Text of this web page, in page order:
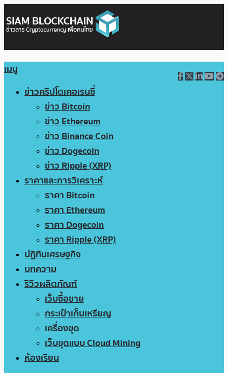
เมนู
ข่าวคริปโตเคอเรนซี่
ข่าว Bitcoin
ข่าว Ethereum
ข่าว Binance Coin
ข่าว Dogecoin
ข่าว Ripple (XRP)
ราคาและการวิเคราะห์
ราคา Bitcoin
ราคา Ethereum
ราคา Dogecoin
ราคา Ripple (XRP)
ปฏิทินเศรษฐกิจ
บทความ
รีวิวผลิตภัณฑ์
เว็บซื้อขาย
กระเป๋าเก็บเหรียญ
เครื่องขุด
เว็บขุดแบบ Cloud Mining
ห้องเรียน